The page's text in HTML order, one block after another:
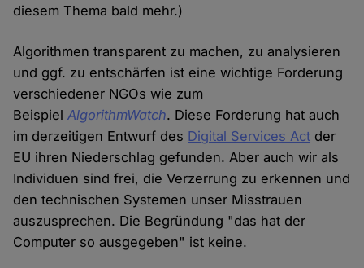
diesem Thema bald mehr.)
Algorithmen transparent zu machen, zu analysieren
und ggf. zu entschärfen ist eine wichtige Forderung
verschiedener NGOs wie zum
BeispielAlgorithmWatch. Diese Forderung hat auch
im derzeitigen Entwurf des Digital Services Act der
EU ihren Niederschlag gefunden. Aber auch wir als
Individuen sind frei, die Verzerrung zu erkennen und
den technischen Systemen unser Misstrauen
auszusprechen. Die Begründung "das hat der
Computer so ausgegeben" ist keine.